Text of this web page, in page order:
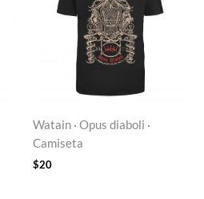
Watain · Opus diaboli ·
Camiseta
$20